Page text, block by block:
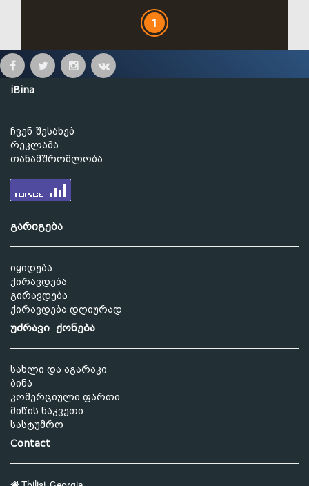
მაგიდა, სკამები. სამზარეულოში: მაცივარი, გაზქურა და
ჭურჭელი. გირავდება მეპატრონის ცხოვრების
უფლებით, გირავნობის ვადა 2 წელი. ფასი 9 000 $ ტელ.:
1
iBina
ჩვენ შესახებ
რეკლამა
თანამშრომლობა
გარიგება
იყიდება
ქირავდება
გირავდება
ქირავდება დღიურად
უძრავი ქონება
სახლი და აგარაკი
ბინა
კომერციული ფართი
მიწის ნაკვეთი
სასტუმრო
Contact